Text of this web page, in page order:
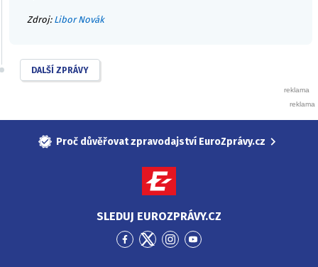
Zdroj: Libor Novák
DALŠÍ ZPRÁVY
Proč důvěřovat zpravodajství EuroZprávy.cz
SLEDUJ EUROZPRÁVY.CZ
PřejítPřejítPřejítPřejít